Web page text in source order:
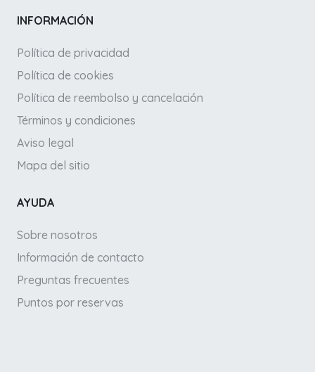
INFORMACIÓN
Política de privacidad
Política de cookies
Política de reembolso y cancelación
Términos y condiciones
Aviso legal
Mapa del sitio
AYUDA
Sobre nosotros
Información de contacto
Preguntas frecuentes
Puntos por reservas